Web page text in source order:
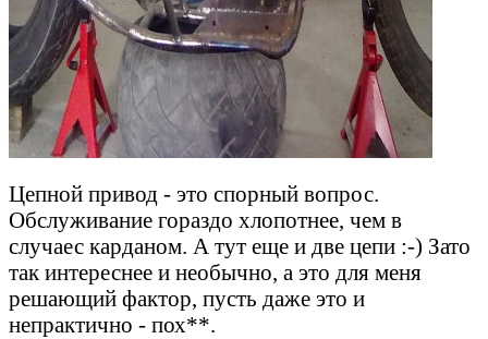
Цепной привод - это спорный вопрос.
Обслуживание гораздо хлопотнее, чем в
случаес карданом. А тут еще и две цепи :-) Зато
так интереснее и необычно, а это для меня
решающий фактор, пусть даже это и
непрактично - пох**.